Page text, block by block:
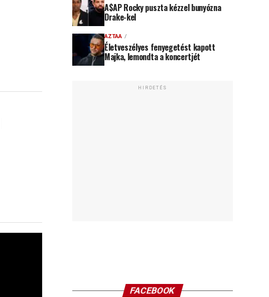
A$AP Rocky puszta kézzel bunyózna
Drake-kel
AZTAA
Életveszélyes fenyegetést kapott
Majka, lemondta a koncertjét
HIRDETÉS
FACEBOOK